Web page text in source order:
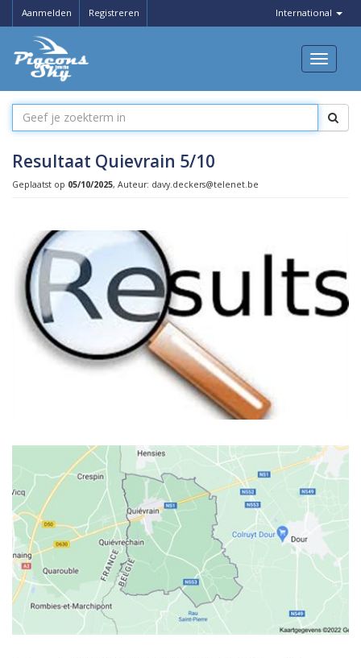
Aanmelden Registreren International
Resultaat Quievrain 5/10
Geplaatst op 05/10/2025, Auteur: davy.deckers@telenet.be